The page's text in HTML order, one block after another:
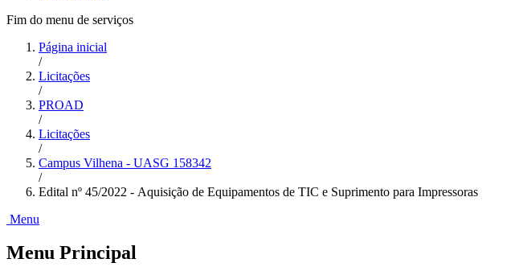
Fim do menu de serviços
Página inicial
/
Licitações
/
PROAD
/
Licitações
/
Campus Vilhena - UASG 158342
/
Edital nº 45/2022 - Aquisição de Equipamentos de TIC e Suprimento para Impressoras
Menu
Menu Principal